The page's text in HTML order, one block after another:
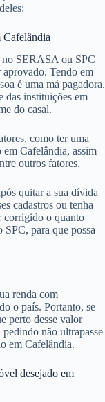
Cafelândia
no SERASA ou SPC
aprovado. Tendo em
é uma má pagadora.
das instituições em
do casal.
como ter uma
Cafelândia, assim
outros fatores.
quitar a sua dívida
cadastros ou tenha
corrigido o quanto
SPC, para que possa
renda com
o país. Portanto, se
perto desse valor
não ultrapasse
em Cafelândia.
desejado em